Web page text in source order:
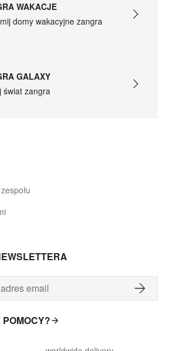
WAKACJE
domy wakacyjne zangra
GALAXY
świat zangra